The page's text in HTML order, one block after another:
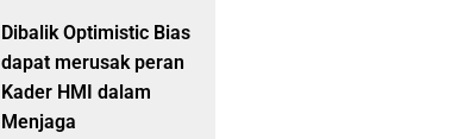
Dibalik Optimistic Bias
dapat merusak peran
Kader HMI dalam
Menjaga